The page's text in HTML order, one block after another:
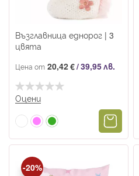
Възглавница еднорог | 3
цвята
Цена от 20,42 €/39,95 лв.
Оцени
-20%